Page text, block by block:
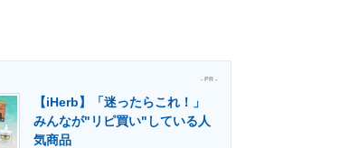
マーケ×ITの今がよく分かる
- PR -
【iHerb】「迷ったらこれ！」
みんなが"リピ買い"している人
気商品